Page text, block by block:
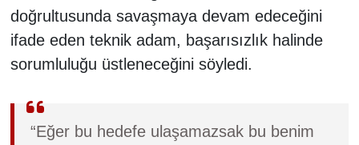
doğrultusunda savaşmaya devam edeceğini
ifade eden teknik adam, başarısızlık halinde
sorumluluğu üstleneceğini söyledi.
“Eğer bu hedefe ulaşamazsak bu benim